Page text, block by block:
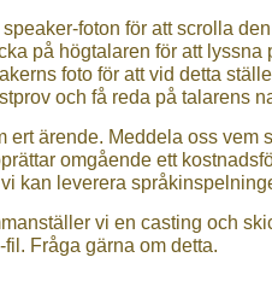
foton för att scrolla den
på högtalaren för att lyssna
foto för att vid detta ställe
och få reda på talarens
ert ärende. Meddela oss vem
omgående ett
kan leverera
vi en casting och
Fråga gärna om detta.